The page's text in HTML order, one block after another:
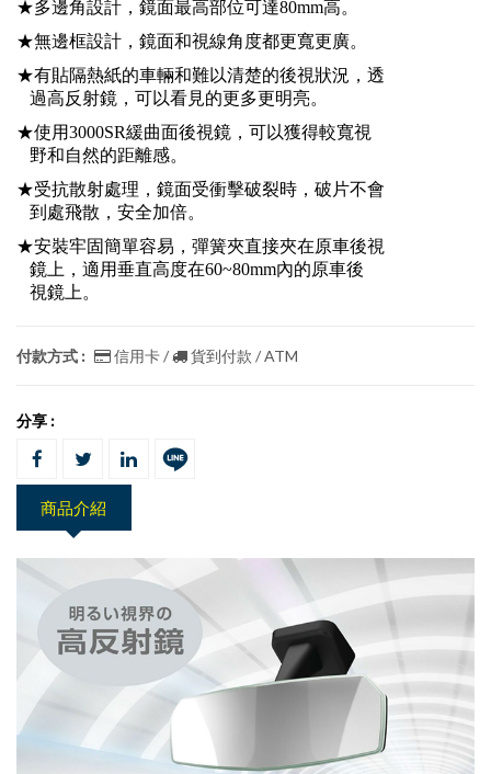
★多邊角設計，鏡面最高部位可達80mm高。
★無邊框設計，鏡面和視線角度都更寬更廣。
★有貼隔熱紙的車輛和難以清楚的後視狀況，透
過高反射鏡，可以看見的更多更明亮。
★使用3000SR緩曲面後視鏡，可以獲得較寬視
野和自然的距離感。
★受抗散射處理，鏡面受衝擊破裂時，破片不會
到處飛散，安全加倍。
★安裝牢固簡單容易，彈簧夾直接夾在原車後視
鏡上，適用垂直高度在60~80mm內的原車後
視鏡上。
付款方式 : 信用卡 / 貨到付款 / ATM
分享 :
商品介紹